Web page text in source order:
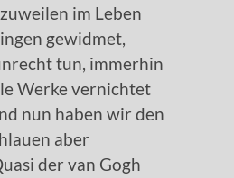
im Leben
gewidmet,
tun, immerhin
Werke vernichtet
nun haben wir den
aber
der van Gogh